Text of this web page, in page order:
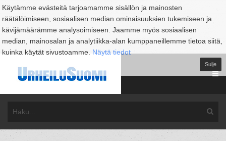
Käytämme evästeitä tarjoamamme sisällön ja mainosten
räätälöimiseen, sosiaalisen median ominaisuuksien tukemiseen ja
kävijämäärämme analysoimiseen. Jaamme myös sosiaalisen
median, mainosalan ja analytiikka-alan kumppaneillemme tietoa siitä,
kuinka käytät sivustoamme. Näytä tiedot
Sulje